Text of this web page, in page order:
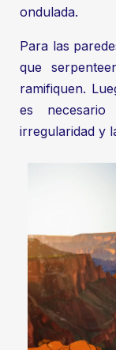
ondulada.
Para las
que
ramifiquen.
es
irregularidad y